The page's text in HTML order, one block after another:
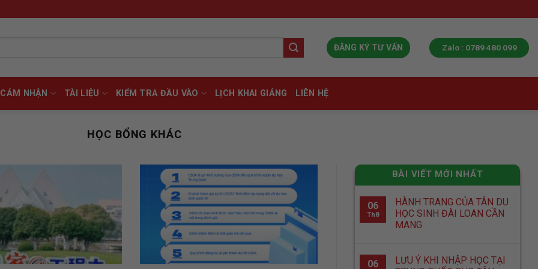
ĐĂNG KÝ TƯ VẤN Zalo : 0789 480 099
CẢM NHẬN TÀI LIỆU KIỂM TRA ĐẦU VÀO LỊCH KHAI GIẢNG LIÊN HỆ
HỌC BỔNG KHÁC
BÀI VIẾT MỚI NHẤT
06
Th8
HÀNH TRANG CỦA TÂN DU
HỌC SINH ĐÀI LOAN CẦN
MANG
06
LƯU Ý KHI NHẬP HỌC TẠI